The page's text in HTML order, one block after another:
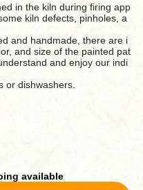
in the kiln during firing app
kiln defects, pinholes, a
and handmade, there are i
and size of the painted pat
and enjoy our indi
or dishwashers.
available